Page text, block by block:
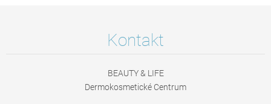
Kontakt
BEAUTY & LIFE
Dermokosmetické Centrum